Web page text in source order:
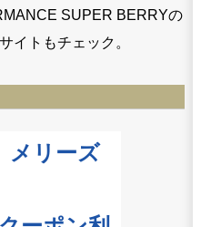
SUPER BERRYの
イトもチェック。